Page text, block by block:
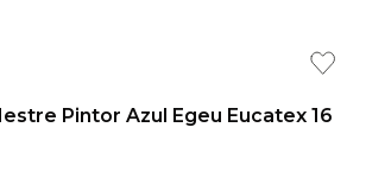
Pintor Azul Egeu Eucatex 16